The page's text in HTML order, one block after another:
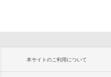
本サイトのご利用について